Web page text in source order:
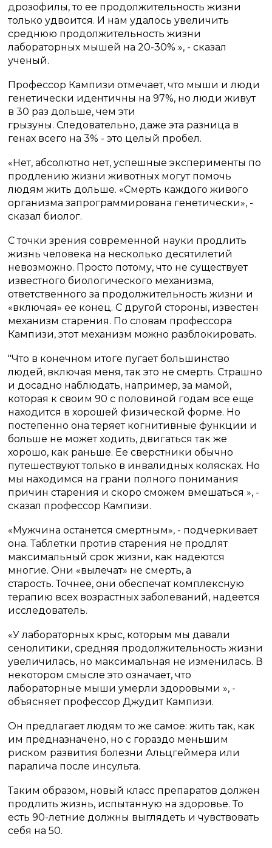
дрозофилы, то ее продолжительность жизни
только удвоится. И нам удалось увеличить
среднюю продолжительность жизни
лабораторных мышей на 20-30% », - сказал
ученый.
Профессор Кампизи отмечает, что мыши и люди
генетически идентичны на 97%, но люди живут
в 30 раз дольше, чем эти
грызуны. Следовательно, даже эта разница в
генах всего на 3% - это целый пробел.
«Нет, абсолютно нет, успешные эксперименты по
продлению жизни животных могут помочь
людям жить дольше. «Смерть каждого живого
организма запрограммирована генетически», -
сказал биолог.
С точки зрения современной науки продлить
жизнь человека на несколько десятилетий
невозможно. Просто потому, что не существует
известного биологического механизма,
ответственного за продолжительность жизни и
«включая» ее конец.С другой стороны, известен
механизм старения. По словам профессора
Кампизи, этот механизм можно разблокировать.
"Что в конечном итоге пугает большинство
людей, включая меня, так это не смерть.Страшно
и досадно наблюдать, например, за мамой,
которая к своим 90 с половиной годам все еще
находится в хорошей физической форме. Но
постепенно она теряет когнитивные функции и
больше не может ходить, двигаться так же
хорошо, как раньше. Ее сверстники обычно
путешествуют только в инвалидных колясках. Но
мы находимся на грани полного понимания
причин старения и скоро сможем вмешаться », -
сказал профессор Кампизи.
«Мужчина останется смертным», - подчеркивает
она.Таблетки против старения не продлят
максимальный срок жизни, как надеются
многие.Они «вылечат» не смерть, а
старость.Точнее, они обеспечат комплексную
терапию всех возрастных заболеваний, надеется
исследователь.
«У лабораторных крыс, которым мы давали
сенолитики, средняя продолжительность жизни
увеличилась, но максимальная не изменилась. В
некотором смысле это означает, что
лабораторные мыши умерли здоровыми », -
объясняет профессор Джудит Кампизи.
Он предлагает людям то же самое: жить так, как
им предназначено, но с гораздо меньшим
риском развития болезни Альцгеймера или
паралича после инсульта.
Таким образом, новый класс препаратов должен
продлить жизнь, испытанную на здоровье.То
есть 90-летние должны выглядеть и чувствовать
себя на 50.